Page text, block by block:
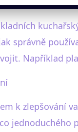
správně
Například
k zlepšování
jednoduchého